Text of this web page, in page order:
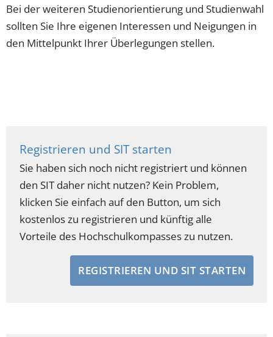
Bei der weiteren Studienorientierung und Studienwahl
sollten Sie Ihre eigenen Interessen und Neigungen in
den Mittelpunkt Ihrer Überlegungen stellen.
Registrieren und SIT starten
Sie haben sich noch nicht registriert und können
den SIT daher nicht nutzen? Kein Problem,
klicken Sie einfach auf den Button, um sich
kostenlos zu registrieren und künftig alle
Vorteile des Hochschulkompasses zu nutzen.
REGISTRIEREN UND SIT STARTEN